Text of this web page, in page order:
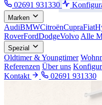
02691 931330
Marken
AudiBMWCitroënCupraFiat
RoverFordDodgeVolvo Alle
Spezial
Oldtimer & Youngtimer
Referenzen Über uns
Kontakt
02691 931330